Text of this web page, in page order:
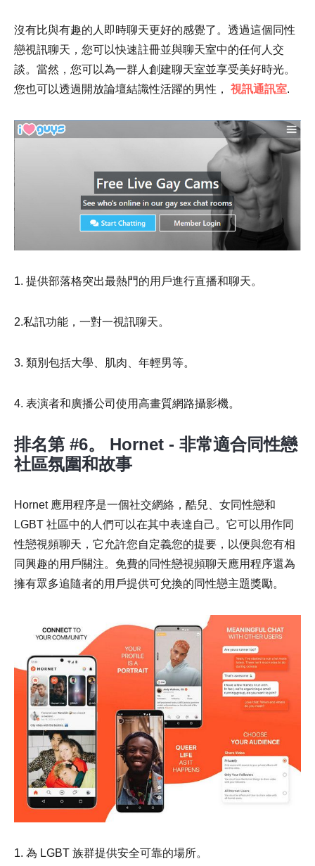
沒有比與有趣的人即時聊天更好的感覺了。透過這個同性
戀視訊聊天，您可以快速註冊並與聊天室中的任何人交
談。當然，您可以為一群人創建聊天室並享受美好時光。
您也可以透過開放論壇結識性活躍的男性， 視訊通訊室.
1. 提供部落格突出最熱門的用戶進行直播和聊天。
2.私訊功能，一對一視訊聊天。
3. 類別包括大學、肌肉、年輕男等。
4. 表演者和廣播公司使用高畫質網路攝影機。
排名第 #6。 Hornet - 非常適合同性戀
社區氛圍和故事
Hornet 應用程序是一個社交網絡，酷兒、女同性戀和
LGBT 社區中的人們可以在其中表達自己。它可以用作同
性戀視頻聊天，它允許您自定義您的提要，以便與您有相
同興趣的用戶關注。免費的同性戀視頻聊天應用程序還為
擁有眾多追隨者的用戶提供可兌換的同性戀主題獎勵。
1. 為 LGBT 族群提供安全可靠的場所。